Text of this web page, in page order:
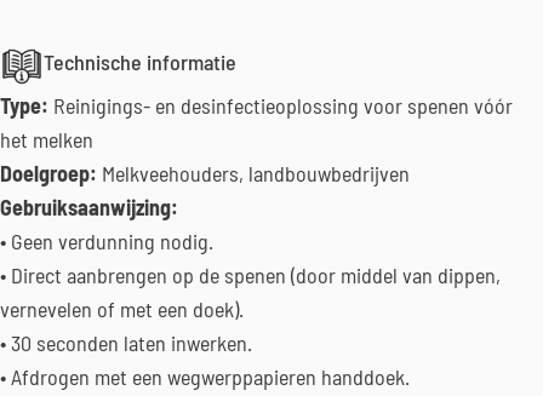
Technische informatie
Type: Reinigings- en desinfectieoplossing voor spenen vóór
het melken
Doelgroep: Melkveehouders, landbouwbedrijven
Gebruiksaanwijzing:
• Geen verdunning nodig.
• Direct aanbrengen op de spenen (door middel van dippen,
vernevelen of met een doek).
• 30 seconden laten inwerken.
• Afdrogen met een wegwerppapieren handdoek.